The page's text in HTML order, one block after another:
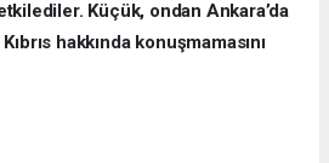
Küçük, ondan Ankara’da
hakkında konuşmamasını